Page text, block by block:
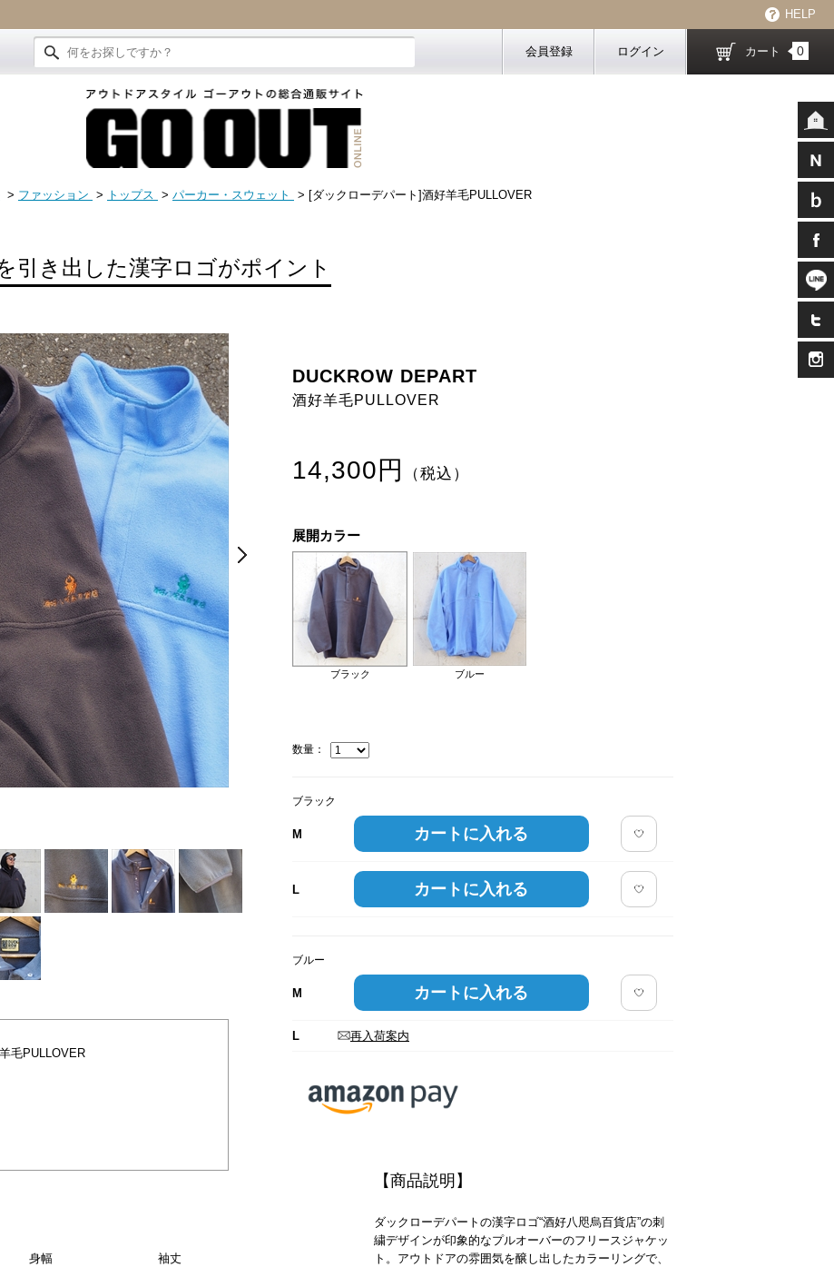
HELP
会員登録 ログイン カート 0
> ファッション > トップス > パーカー・スウェット > [ダックローデパート]酒好羊毛PULLOVER
引き出した漢字ロゴがポイント
DUCKROW DEPART
酒好羊毛PULLOVER
14,300円 （税込）
展開カラー
ブラック ブルー
数量：
ブラック
M カートに入れる
L カートに入れる
ブルー
M カートに入れる
L 再入荷案内
【商品説明】
ダックローデパートの漢字ロゴ“酒好八咫烏百貨店”の刺
繍デザインが印象的なプルオーバーのフリースジャケッ
ト。アウトドアの雰囲気を醸し出したカラーリングで、
毛PULLOVER
身幅 袖丈